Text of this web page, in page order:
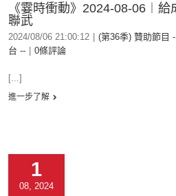
《霎時衝動》2024-08-06︱
聯武
2024/08/06 21:00:12 (第36季) 贊助節目
台 --
0條評論
[...]
進一步了解
1
08, 2024